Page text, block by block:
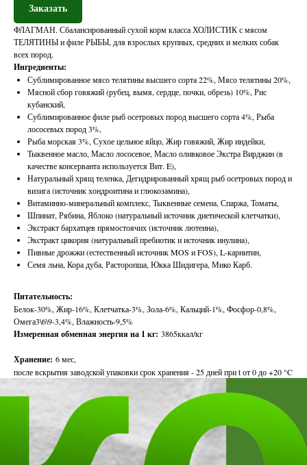
Заказать
ФЛАГМАН. Сбалансированный сухой корм класса ХОЛИСТИК с мясом
ТЕЛЯТИНЫ и филе РЫБЫ, для взрослых крупных, средних и мелких собак
всех пород.
Ингредиенты:
Сублимированное мясо телятины высшего сорта 22%, Мясо телятины 20%,
Мясной сбор говяжий (рубец, вымя, сердце, почки, обрезь) 10%, Рис
кубанский,
Сублимированное филе рыб осетровых пород высшего сорта 4%, Рыба
лососевых пород 3%,
Рыба морская 3%, Сухое цельное яйцо, Жир говяжий, Жир индейки,
Тыквенное масло, Масло лососевое, Масло оливковое Экстра Вирджин (в
качестве консерванта используется Вит. E),
Натуральный хрящ теленка, Дегидрированный хрящ рыб осетровых пород и
визига (источник хондроитина и глюкозамина),
Витаминно-минеральный комплекс, Тыквенные семена, Спаржа, Томаты,
Шпинат, Рябина, Яблоко (натуральный источник диетической клетчатки),
Экстракт бархатцев прямостоячих (источник лютеина),
Экстракт цикория (натуральный пребиотик и источник инулина),
Пивные дрожжи (естественный источник MOS и FOS), L-карнитин,
Семя льна, Кора дуба, Расторопша, Юкка Шидигера, Мико Карб.
Питательность:
Белок-30%, Жир-16%, Клетчатка-3%, Зола-6%, Кальций-1%, Фосфор-0,8%,
Омега3\6\9-3,4%, Влажность-9,5%
Измеренная обменная энергия на 1 кг: 3865ккал/кг
Хранение: 6 мес,
после вскрытия заводской упаковки срок хранения - 25 дней при t от 0 до +20 °C